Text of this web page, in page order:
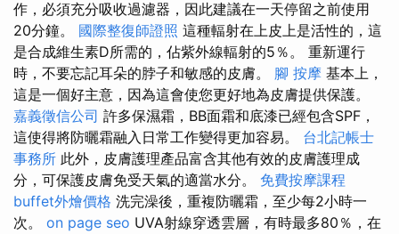
作，必須充分吸收過濾器，因此建議在一天停留之前使用
20分鐘。 國際整復師證照 這種輻射在上皮上是活性的，這
是合成維生素D所需的，佔紫外線輻射的5％。 重新運行
時，不要忘記耳朵的脖子和敏感的皮膚。 腳 按摩 基本上，
這是一個好主意，因為這會使您更好地為皮膚提供保護。
嘉義徵信公司 許多保濕霜，BB面霜和底漆已經包含SPF，
這使得將防曬霜融入日常工作變得更加容易。 台北記帳士
事務所 此外，皮膚護理產品富含其他有效的皮膚護理成
分，可保護皮膚免受天氣的適當水分。 免費按摩課程
buffet外燴價格 洗完澡後，重複防曬霜，至少每2小時一
次。 on page seo UVA射線穿透雲層，有時最多80％，在